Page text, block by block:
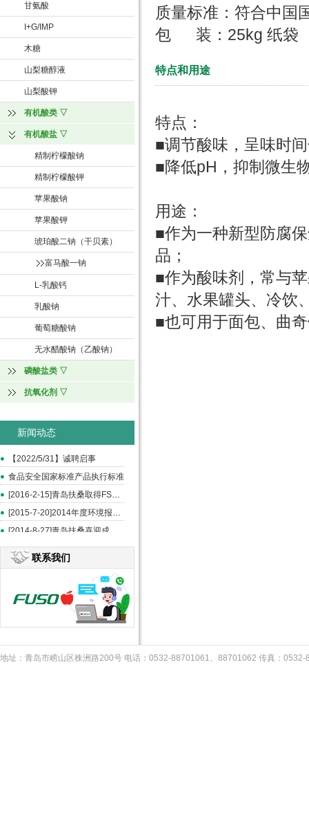
甘氨酸
I+G/IMP
木糖
山梨糖醇液
山梨酸钾
有机酸类 ▽
有机酸盐 ▽
精制柠檬酸钠
精制柠檬酸钾
苹果酸钠
苹果酸钾
琥珀酸二钠（干贝素）
富马酸一钠
L-乳酸钙
乳酸钠
葡萄糖酸钠
无水醋酸钠（乙酸钠）
磷酸盐类 ▽
抗氧化剂 ▽
新闻动态
【2022/5/31】诚聘启事
食品安全国家标准产品执行标准
[2016-2-15]青岛扶桑取得FSSC和ISO22000认证
[2015-7-20]2014年度环境报告书
联系我们
质量标准：符合中国
包 装：25kg 纸袋
特点和用途
特点：
■调节酸味，呈味时
■降低pH，抑制微生
用途：
■作为一种新型防腐
品；
■作为酸味剂，常与
汁、水果罐头、冷饮
■也可用于面包、曲
地址：青岛市崂山区株洲路200号 电话：0532-88701061、88701062 传真：